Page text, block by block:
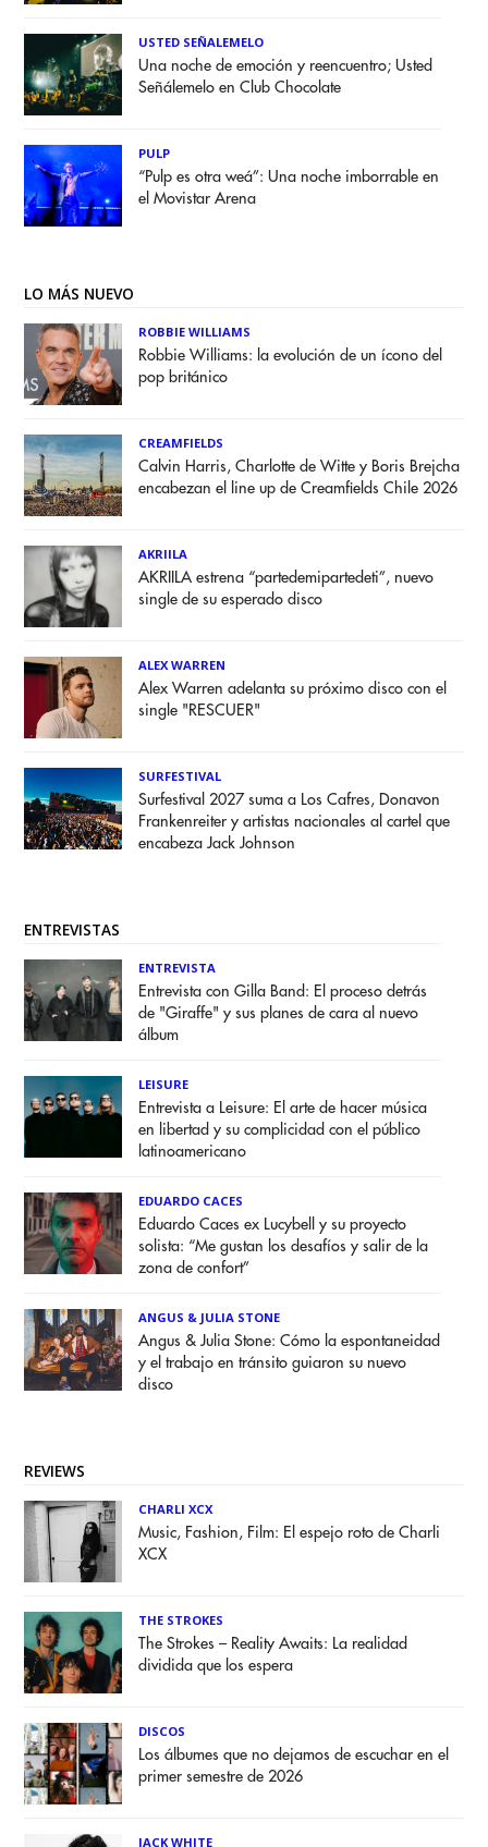
USTED SEÑALEMELO
Una noche de emoción y reencuentro; Usted
Señálemelo en Club Chocolate
PULP
“Pulp es otra weá”: Una noche imborrable en
el Movistar Arena
LO MÁS NUEVO
ROBBIE WILLIAMS
Robbie Williams: la evolución de un ícono del
pop británico
CREAMFIELDS
Calvin Harris, Charlotte de Witte y Boris Brejcha
encabezan el line up de Creamfields Chile 2026
AKRIILA
AKRIILA estrena “partedemipartedeti”, nuevo
single de su esperado disco
ALEX WARREN
Alex Warren adelanta su próximo disco con el
single "RESCUER"
SURFESTIVAL
Surfestival 2027 suma a Los Cafres, Donavon
Frankenreiter y artistas nacionales al cartel que
encabeza Jack Johnson
ENTREVISTAS
ENTREVISTA
Entrevista con Gilla Band: El proceso detrás
de "Giraffe" y sus planes de cara al nuevo
álbum
LEISURE
Entrevista a Leisure: El arte de hacer música
en libertad y su complicidad con el público
latinoamericano
EDUARDO CACES
Eduardo Caces ex Lucybell y su proyecto
solista: “Me gustan los desafíos y salir de la
zona de confort”
ANGUS & JULIA STONE
Angus & Julia Stone: Cómo la espontaneidad
y el trabajo en tránsito guiaron su nuevo
disco
REVIEWS
CHARLI XCX
Music, Fashion, Film: El espejo roto de Charli
XCX
THE STROKES
The Strokes – Reality Awaits: La realidad
dividida que los espera
DISCOS
Los álbumes que no dejamos de escuchar en el
primer semestre de 2026
JACK WHITE